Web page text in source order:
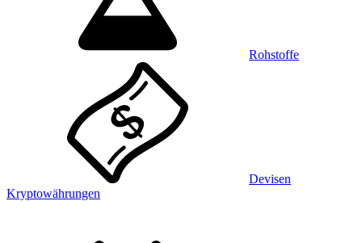
Rohstoffe
Devisen
Kryptowährungen